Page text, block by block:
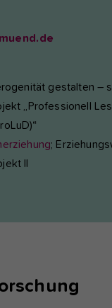
gestalten –
„Professionell
;
II